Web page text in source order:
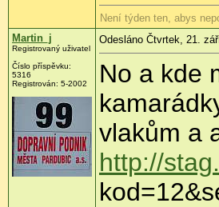
Není týden ten, abys
Martin_j
Registrovaný uživatel
Číslo příspěvku:
5316
Registrován: 5-2002
Odesláno Čtvrtek, 21.
No a kde
vlakům a
http://